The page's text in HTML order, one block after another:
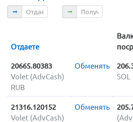
Отдаете Получаете
Отдаете
20665.80383
Volet (AdvCash)
RUB
Обменять
SOL
21316.120152
Volet (AdvCash)
Обменять